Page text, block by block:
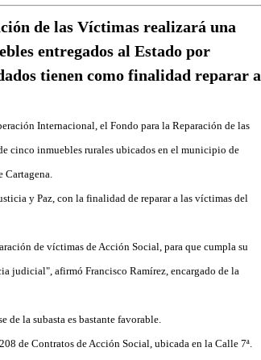
de las Víctimas realizará una
entregados al Estado por
tienen como finalidad reparar a
Internacional, el Fondo para la Reparación de las
cinco inmuebles rurales ubicados en el municipio de
y Paz, con la finalidad de reparar a las víctimas del
de víctimas de Acción Social, para que cumpla su
judicial", afirmó Francisco Ramírez, encargado de la
la subasta es bastante favorable.
de Contratos de Acción Social, ubicada en la Calle 7ª.